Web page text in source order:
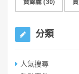
賀錦麗 (30)
分類
人氣搜尋